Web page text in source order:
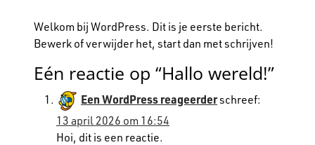
Welkom bij WordPress. Dit is je eerste bericht.
Bewerk of verwijder het, start dan met schrijven!
Eén reactie op “Hallo wereld!”
Een WordPress reageerderschreef:
13 april 2026 om 16:54
Hoi, dit is een reactie.